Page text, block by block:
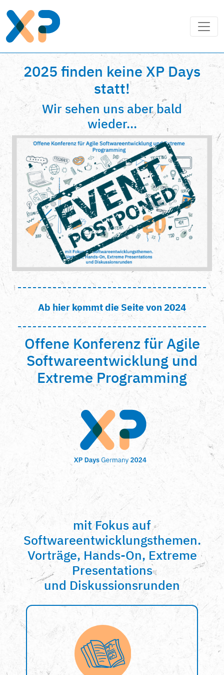
2025 finden keine XP Days
statt!
Wir sehen uns aber bald
wieder...
Ab hier kommt die Seite von 2024
Offene Konferenz für Agile
Softwareentwicklung und
Extreme Programming
mit Fokus auf
Softwareentwicklungsthemen.
Vorträge, Hands-On, Extreme
Presentations
und Diskussionsrunden